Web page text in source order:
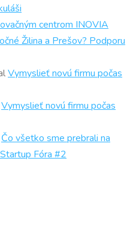
centrom INOVIA
Žilina a Prešov? Podporu
Vymyslieť novú firmu počas
Vymyslieť novú firmu počas
Čo všetko sme prebrali na
Fóra #2